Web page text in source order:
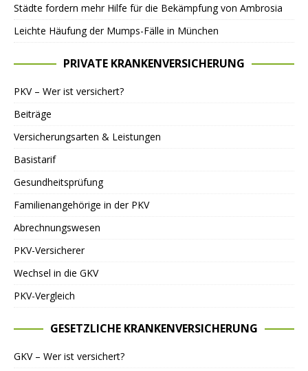
Städte fordern mehr Hilfe für die Bekämpfung von Ambrosia
Leichte Häufung der Mumps-Fälle in München
PRIVATE KRANKENVERSICHERUNG
PKV – Wer ist versichert?
Beiträge
Versicherungsarten & Leistungen
Basistarif
Gesundheitsprüfung
Familienangehörige in der PKV
Abrechnungswesen
PKV-Versicherer
Wechsel in die GKV
PKV-Vergleich
GESETZLICHE KRANKENVERSICHERUNG
GKV – Wer ist versichert?